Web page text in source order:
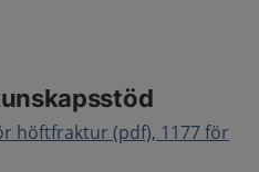
höftfraktur (pdf), 1177 för